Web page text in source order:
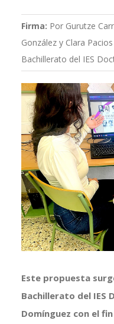
Firma: Por Gurutze
González y Clara
Bachillerato del IES
Ver
imagen
más
grande
Este propuesta
Bachillerato del IES
Domínguez con el